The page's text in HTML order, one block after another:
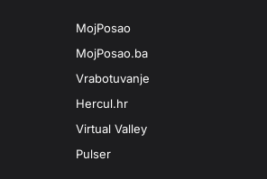
MojPosao
MojPosao.ba
Vrabotuvanje
Hercul.hr
Virtual Valley
Pulser